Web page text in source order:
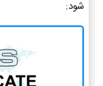
شود: